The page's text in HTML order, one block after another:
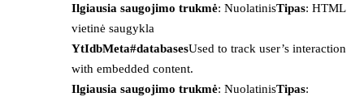
Ilgiausia saugojimo trukmė: NuolatinisTipas: HTML
vietinė saugykla
YtIdbMeta#databasesUsed to track user’s interaction
with embedded content.
Ilgiausia saugojimo trukmė: NuolatinisTipas: